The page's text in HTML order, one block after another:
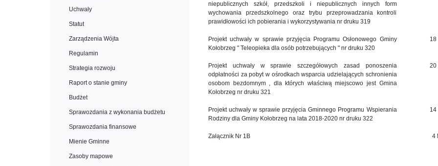
Uchwały
Statut
Zarządzenia Wójta
Regulamin
Strategia rozwoju
Raport o stanie gminy
Budżet
Sprawozdania z wykonania budżetu
Sprawozdania finansowe
Mienie Gminne
Zasoby mapowe
niepublicznych szkół, przedszkoli i niepublicznych innych form
wychowania przedszkolnego oraz trybu przeprowadzania kontroli
prawidłowości ich pobierania i wykorzystywania nr druku 319
Projekt uchwały w sprawie przyjęcia Programu Osłonowego Gminy
Kołobrzeg " Teleopieka dla osób potrzebujących " nr druku 320
18
Projekt uchwały w sprawie szczegółowych zasad ponoszenia
odpłatności za pobyt w ośrodkach wsparcia udzielających schronienia
osobom bezdomnym , dla których właściwą miejscowo jest Gmina
Kołobrzeg nr druku 321
20
Projekt uchwały w sprawie przyjęcia Gminnego Programu Wspierania
Rodziny dla Gminy Kołobrzeg na lata 2018-2020 nr druku 322
14
Załącznik Nr 1B 4